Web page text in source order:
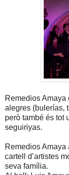
Remedios Amaya
alegres (bulerías,
però també és tot
seguiriyas.
Remedios Amaya
cartell d’artistes
seva família.